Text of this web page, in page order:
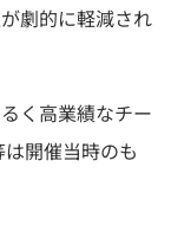
劇的に軽減され
く高業績なチー
開催当時のも